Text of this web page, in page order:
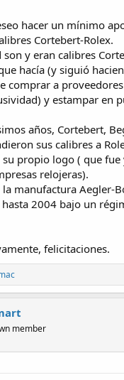
hacer un mínimo
Cortebert-Rolex.
son y eran calibres
hacía (y siguió
comprar a
y estampar en
años, Cortebert,
sus calibres a
propio logo ( que fue
relojeras).
manufactura Aegler-
hasta 2004 bajo un
felicitaciones.
member